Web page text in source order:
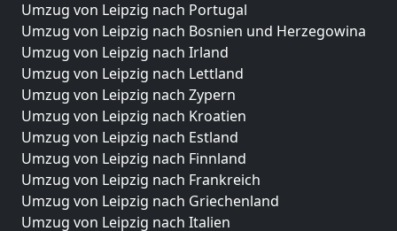
Umzug von Leipzig nach Portugal
Umzug von Leipzig nach Bosnien und Herzegowina
Umzug von Leipzig nach Irland
Umzug von Leipzig nach Lettland
Umzug von Leipzig nach Zypern
Umzug von Leipzig nach Kroatien
Umzug von Leipzig nach Estland
Umzug von Leipzig nach Finnland
Umzug von Leipzig nach Frankreich
Umzug von Leipzig nach Griechenland
Umzug von Leipzig nach Italien